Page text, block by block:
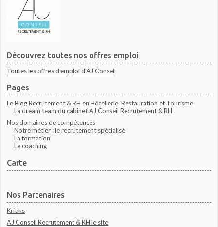
Découvrez toutes nos offres emploi
Toutes les offres d'emploi d'AJ Conseil
Pages
Le Blog Recrutement & RH en Hôtellerie, Restauration et Tourisme
La dream team du cabinet AJ Conseil Recrutement & RH
Nos domaines de compétences
Notre métier : le recrutement spécialisé
La formation
Le coaching
Carte
Nos Partenaires
Kritiks
AJ Conseil Recrutement & RH le site